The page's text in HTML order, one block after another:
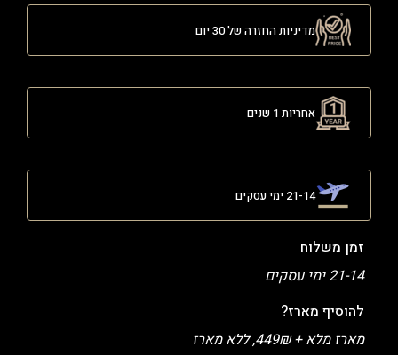
מדיניות החזרה של 30 יום
אחריות 1 שנים
21-14 ימי עסקים
זמן משלוח
21-14 ימי עסקים
להוסיף מארז?
מארז מלא + 449₪, ללא מארז